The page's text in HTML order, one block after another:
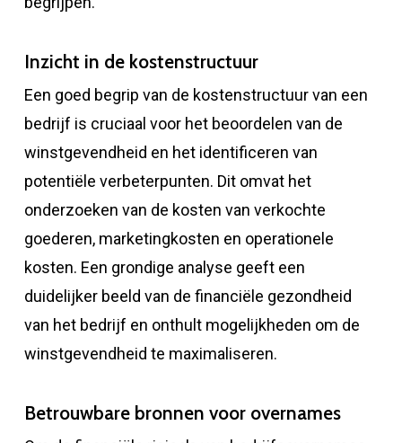
Inzicht in de kostenstructuur
Een goed begrip van de kostenstructuur van een
bedrijf is cruciaal voor het beoordelen van de
winstgevendheid en het identificeren van
potentiële verbeterpunten. Dit omvat het
onderzoeken van de kosten van verkochte
goederen, marketingkosten en operationele
kosten. Een grondige analyse geeft een
duidelijker beeld van de financiële gezondheid
van het bedrijf en onthult mogelijkheden om de
winstgevendheid te maximaliseren.
Betrouwbare bronnen voor overnames